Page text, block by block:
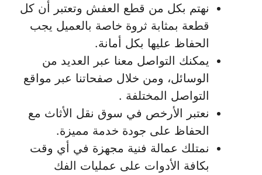
نهتم بكل من قطع العفش وتعتبر أن كل
قطعة بمثابة ثروة خاصة بالعميل يجب
الحفاظ عليها بكل أمانة.
يمكنك التواصل معنا عبر العديد من
الوسائل، ومن خلال صفحاتنا عبر مواقع
التواصل المختلفة .
نعتبر الأرخص في سوق نقل الأثاث مع
الحفاظ على جودة خدمة مميزة.
نمتلك عمالة فنية مجهزة في أي وقت
بكافة الأدوات على عمليات الفك